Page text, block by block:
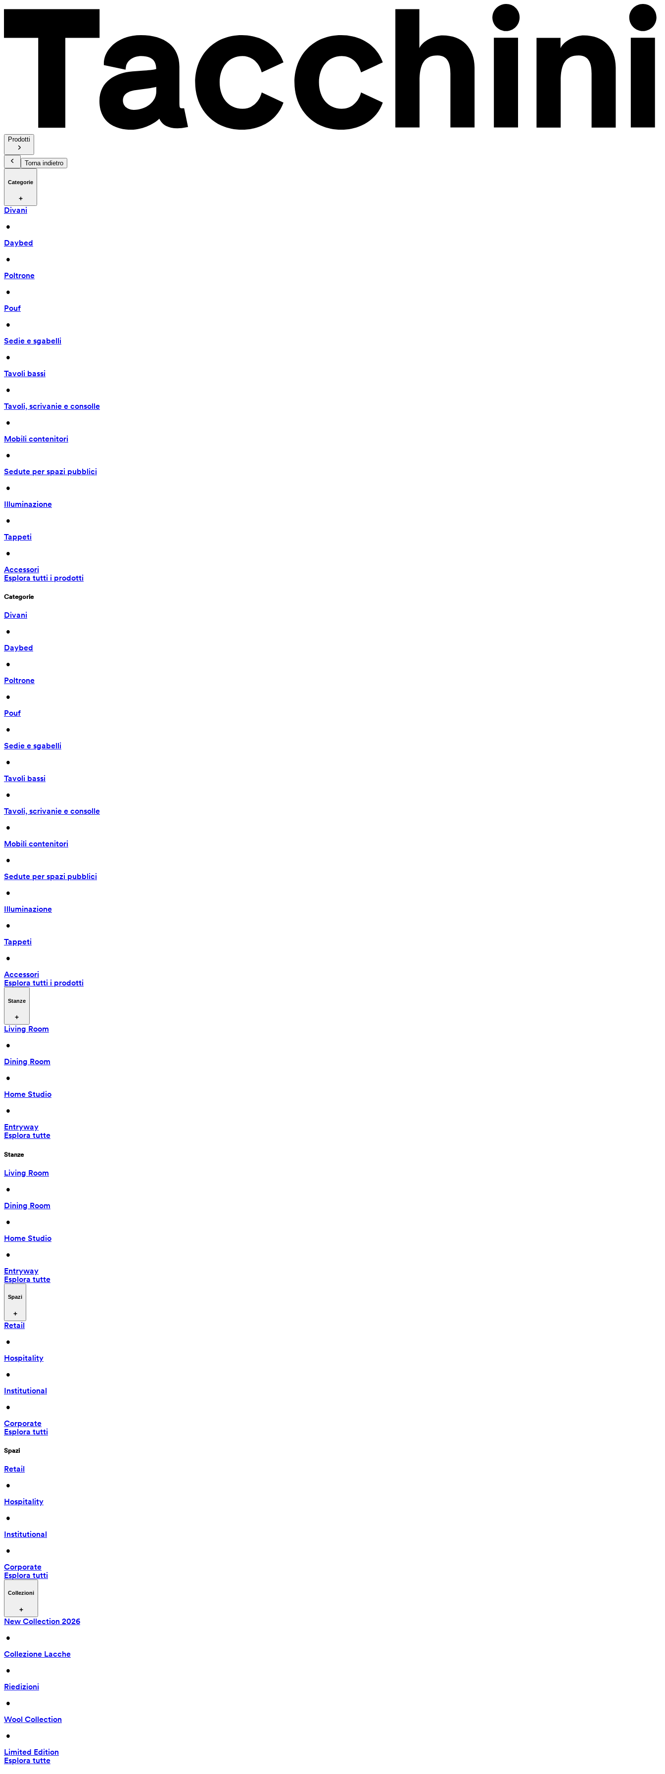
Prodotti
Torna indietro
Categorie
Divani
•
Daybed
•
Poltrone
•
Pouf
•
Sedie e sgabelli
•
Tavoli bassi
•
Tavoli, scrivanie e consolle
•
Mobili contenitori
•
Sedute per spazi pubblici
•
Illuminazione
•
Tappeti
•
Accessori
Esplora tutti i prodotti
Categorie
Divani
•
Daybed
•
Poltrone
•
Pouf
•
Sedie e sgabelli
•
Tavoli bassi
•
Tavoli, scrivanie e consolle
•
Mobili contenitori
•
Sedute per spazi pubblici
•
Illuminazione
•
Tappeti
•
Accessori
Esplora tutti i prodotti
Stanze
Living Room
•
Dining Room
•
Home Studio
•
Entryway
Esplora tutte
Stanze
Living Room
•
Dining Room
•
Home Studio
•
Entryway
Esplora tutte
Spazi
Retail
•
Hospitality
•
Institutional
•
Corporate
Esplora tutti
Spazi
Retail
•
Hospitality
•
Institutional
•
Corporate
Esplora tutti
Collezioni
New Collection 2026
•
Collezione Lacche
•
Riedizioni
•
Wool Collection
•
Limited Edition
Esplora tutte